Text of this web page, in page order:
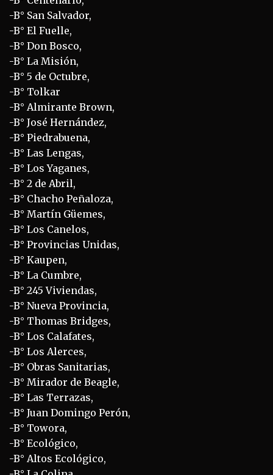
-B° San Salvador,
-B° El Fuelle,
-B° Don Bosco,
-B° La Misión,
-B° 5 de Octubre,
-B° Tolkar
-B° Almirante Brown,
-B° José Hernández,
-B° Piedrabuena,
-B° Las Lengas,
-B° Los Yaganes,
-B° 2 de Abril,
-B° Chacho Peñaloza,
-B° Martín Güemes,
-B° Los Canelos,
-B° Provincias Unidas,
-B° Kaupen,
-B° La Cumbre,
-B° 245 Viviendas,
-B° Nueva Provincia,
-B° Thomas Bridges,
-B° Los Calafates,
-B° Los Alerces,
-B° Obras Sanitarias,
-B° Mirador de Beagle,
-B° Las Terrazas,
-B° Juan Domingo Perón,
-B° Towora,
-B° Ecológico,
-B° Altos Ecológico,